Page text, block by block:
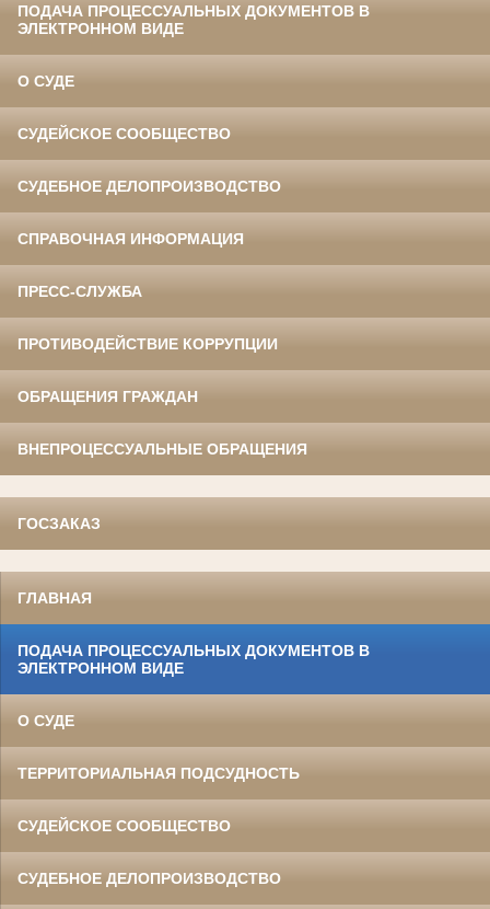
ПОДАЧА ПРОЦЕССУАЛЬНЫХ ДОКУМЕНТОВ В
ЭЛЕКТРОННОМ ВИДЕ
О СУДЕ
СУДЕЙСКОЕ СООБЩЕСТВО
СУДЕБНОЕ ДЕЛОПРОИЗВОДСТВО
СПРАВОЧНАЯ ИНФОРМАЦИЯ
ПРЕСС-СЛУЖБА
ПРОТИВОДЕЙСТВИЕ КОРРУПЦИИ
ОБРАЩЕНИЯ ГРАЖДАН
ВНЕПРОЦЕССУАЛЬНЫЕ ОБРАЩЕНИЯ
ГОСЗАКАЗ
ГЛАВНАЯ
ПОДАЧА ПРОЦЕССУАЛЬНЫХ ДОКУМЕНТОВ В
ЭЛЕКТРОННОМ ВИДЕ
О СУДЕ
ТЕРРИТОРИАЛЬНАЯ ПОДСУДНОСТЬ
СУДЕЙСКОЕ СООБЩЕСТВО
СУДЕБНОЕ ДЕЛОПРОИЗВОДСТВО